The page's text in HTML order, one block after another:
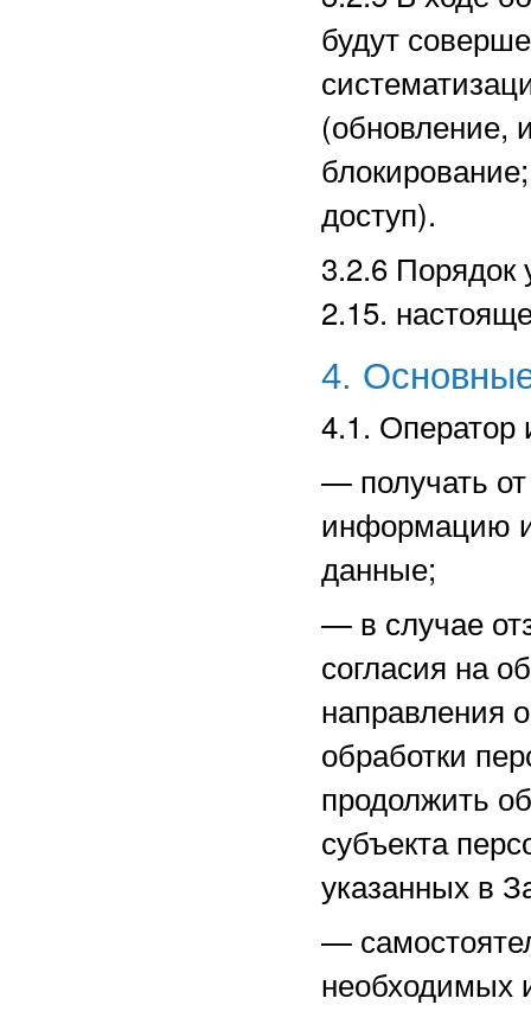
будут
(обновление,
доступ).
3.2.6 Порядок
2.15.
4.
4.1. Оператор
— получать
информацию
данные;
— в случае
согласия на
направления
обработки
продолжить
субъекта
указанных в
—
необходимых